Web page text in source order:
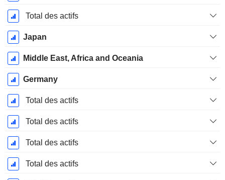
Total des actifs
Japan
Middle East, Africa and Oceania
Germany
Total des actifs
Total des actifs
Total des actifs
Total des actifs